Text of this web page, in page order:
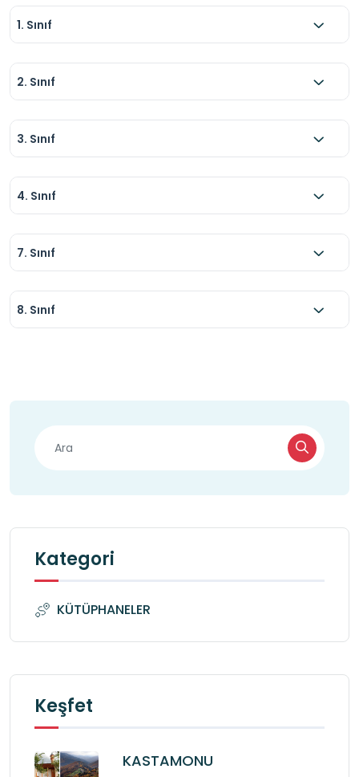
1. Sınıf
2. Sınıf
3. Sınıf
4. Sınıf
7. Sınıf
8. Sınıf
Kategori
KÜTÜPHANELER
Keşfet
KASTAMONU